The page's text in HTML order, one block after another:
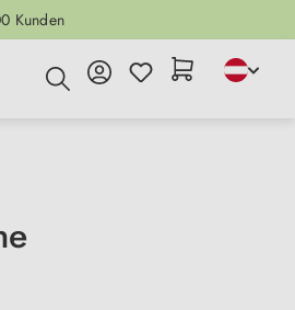
Kunden